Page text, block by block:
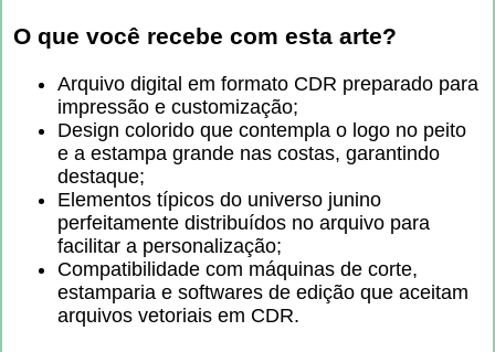
O que você recebe com esta arte?
Arquivo digital em formato CDR preparado para
impressão e customização;
Design colorido que contempla o logo no peito
e a estampa grande nas costas, garantindo
destaque;
Elementos típicos do universo junino
perfeitamente distribuídos no arquivo para
facilitar a personalização;
Compatibilidade com máquinas de corte,
estamparia e softwares de edição que aceitam
arquivos vetoriais em CDR.